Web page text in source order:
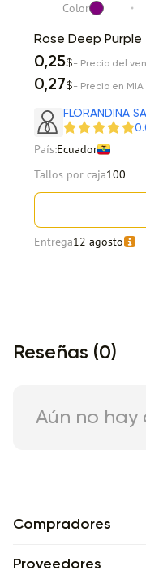
Color
Rose Deep Purple
0,25$- Precio del
0,27$- Precio en MIA
FLORANDINA
País:Ecuador
Tallos por caja100
Entrega12 agosto
Reseñas (0)
Aún no hay
Compradores
Proveedores